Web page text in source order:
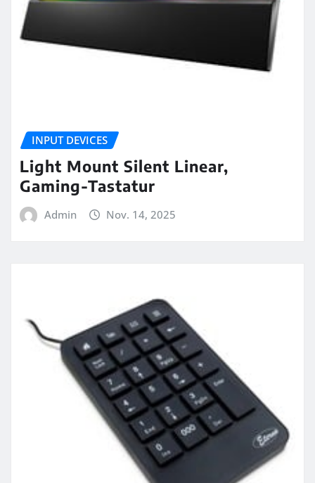
INPUT DEVICES
Light Mount Silent Linear,
Gaming-Tastatur
Admin Nov. 14, 2025